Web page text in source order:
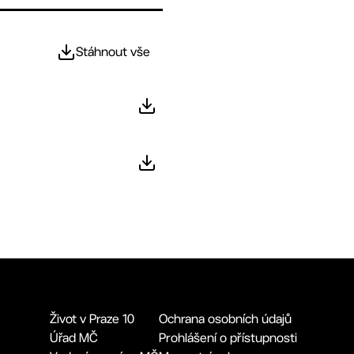
Stáhnout vše
Život v Praze 10
Úřad MČ
Ochrana osobních údajů
Prohlášení o přístupnosti